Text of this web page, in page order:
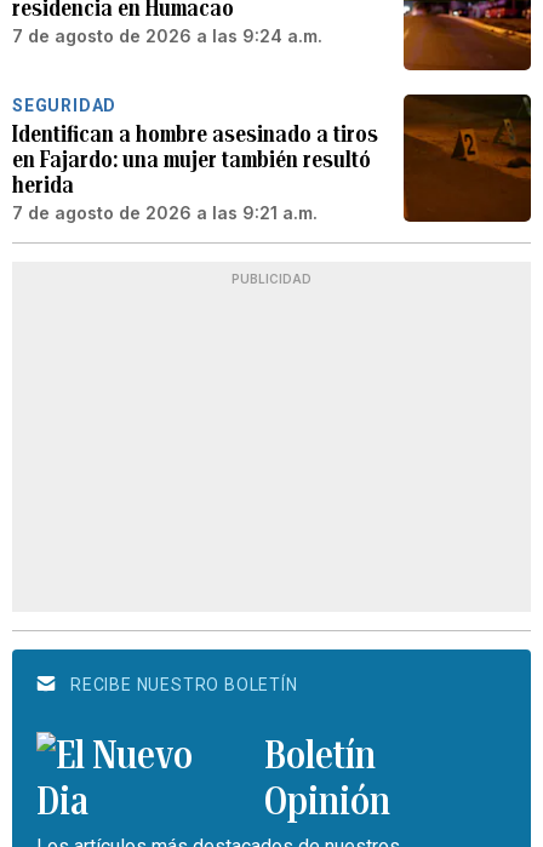
residencia en Humacao
7 de agosto de 2026 a las 9:24 a.m.
SEGURIDAD
Identifican a hombre asesinado a tiros
en Fajardo: una mujer también resultó
herida
7 de agosto de 2026 a las 9:21 a.m.
PUBLICIDAD
RECIBE NUESTRO BOLETÍN
Boletín
Opinión